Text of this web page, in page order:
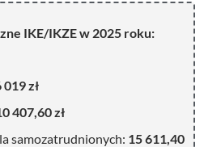
IKE/IKZE w 2025 roku:
019 zł
407,60 zł
samozatrudnionych: 15 611,40